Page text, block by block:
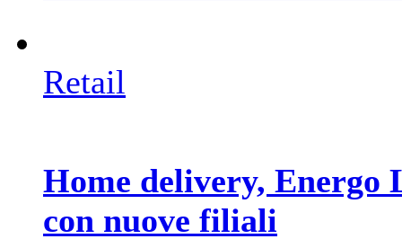
Retail
Home delivery,
con nuove filiali